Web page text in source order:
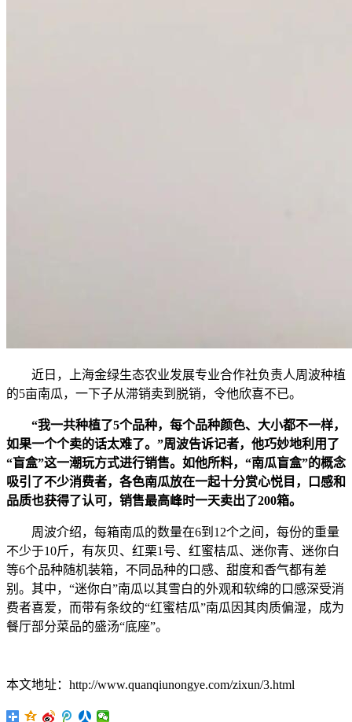
近日，上海金绿生态农业发展专业合作社负责人周波种植
的5亩南瓜，一下子从滞销卖到脱销，令他欣喜不已。
“我一共种植了5个品种，每个品种颜色、大小都不一样，
如果一个个卖的话太难了。”周波告诉记者，他巧妙地利用了
“盲盒”这一潮玩方式进行销售。如他所料，“南瓜盲盒”的概念
吸引了不少消费者，各色南瓜放在一起十分赏心悦目，口感和
品质也获得了认可，销售最高峰时一天卖出了200箱。
周波介绍，每箱南瓜的数量在6到12个之间，每份的重量
不少于10斤，有灰贝、红栗1号、红蜜桔瓜、迷你青、迷你白
等6个品种随机装箱，不同品种的口感、甜度和香气都有差
别。其中，“迷你白”南瓜以其雪白的外观和软绵的口感深受消
费者喜爱，而带有条纹的“红蜜桔瓜”南瓜因其肉质偏湿，成为
餐厅部分菜品的盛汤“底座”。
本文地址：http://www.quanqiunongye.com/zixun/3.html